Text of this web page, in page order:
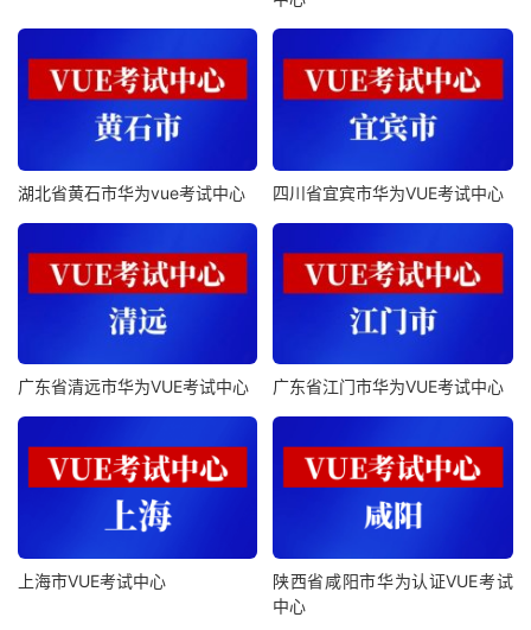
湖北省黄石市华为vue考试中心 四川省宜宾市华为VUE考试中心
广东省清远市华为VUE考试中心 广东省江门市华为VUE考试中心
上海市VUE考试中心
陕西省咸阳市华为认证VUE考试
中心